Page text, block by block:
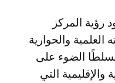
رؤية المركز
العلمية والحوارية
الضوء على
والإقليمية التي